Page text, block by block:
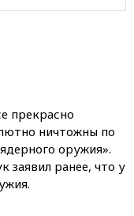
Японии снова
чья атомная
Нагасаки
ребенка ранены в
прекрасно
ничтожны по
оружия».
ранее, что у